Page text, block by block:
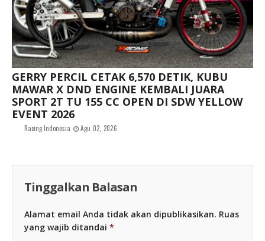
GERRY PERCIL CETAK 6,570 DETIK, KUBU
MAWAR X DND ENGINE KEMBALI JUARA
SPORT 2T TU 155 CC OPEN DI SDW YELLOW
EVENT 2026
Racing Indonesia Agu 02, 2026
Tinggalkan Balasan
Alamat email Anda tidak akan dipublikasikan. Ruas
yang wajib ditandai *